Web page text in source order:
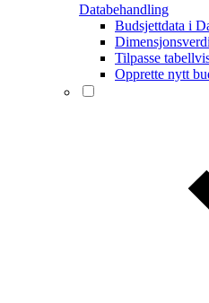
Databehandling
Budsjettdata i
Tilpasse
Opprette nytt